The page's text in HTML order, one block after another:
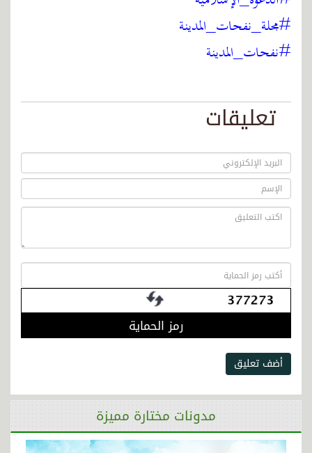
مدونات مختارة مميزة
#مجلة_نفحات_المدينة
#نفحات_المدينة
تعليقات
رمز الحماية
أضف تعليق